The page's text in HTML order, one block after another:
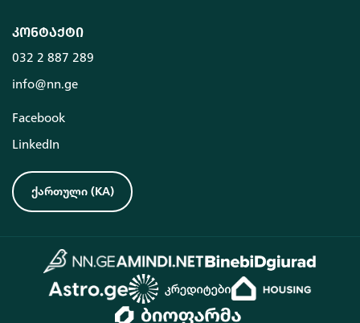
კონტაქტი
032 2 887 289
info@nn.ge
Facebook
LinkedIn
ქართული (KA)